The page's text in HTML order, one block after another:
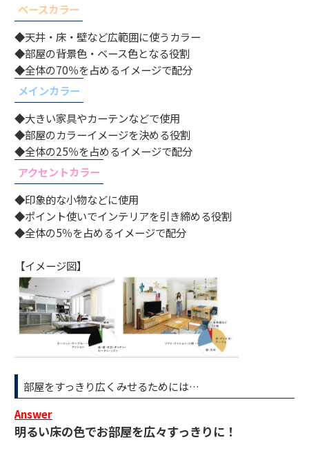
ベースカラー
◆天井・床・壁など広範囲に使うカラー
◆部屋の背景色・ベース色となる役割
◆全体の70％を占めるイメージで配分
メインカラー
◆大きい家具やカーテンなどで使用
◆部屋のカラーイメージを決める役割
◆全体の25％を占めるイメージで配分
アクセントカラー
◆印象的な小物などに使用
◆ポイント使いでインテリアを引き締める役割
◆全体の5％を占めるイメージで配分
【イメージ図】
部屋をすっきり広くみせるためには…
Answer
明るい床の色でお部屋を広々すっきりに！